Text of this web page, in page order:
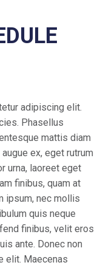
adipiscing elit.
Phasellus
mattis diam
ex, eget rutrum
urna, laoreet eget
finibus, quam at
ipsum, nec mollis
quis neque
finibus, velit eros
ante. Donec non
elit. Maecenas